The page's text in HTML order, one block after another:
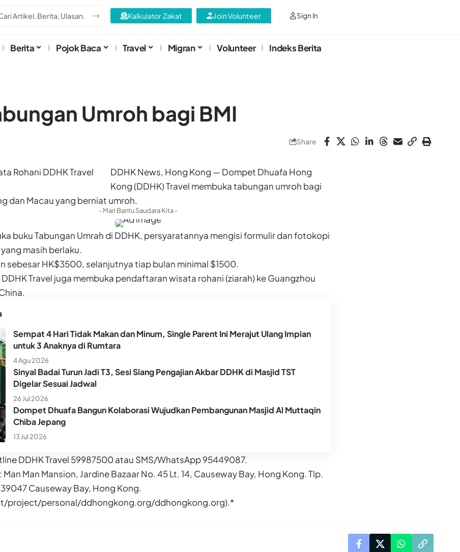
Sign In
Kalkulator Zakat Join Volunteer
Berita Pojok Baca Travel Migran Volunteer Indeks Berita
Umroh bagi BMI
Share
DDHK News, Hong Kong — Dompet Dhuafa Hong
Kong (DDHK) Travel membuka tabungan umroh bagi
dan Macau yang berniat umroh.
- Mari Bantu Saudara Kita -
buku Tabungan Umrah di DDHK, persyaratannya mengisi formulir dan fotokopi
masih berlaku.
sebesar HK$3500, selanjutnya tiap bulan minimal $1500.
Travel juga membuka pendaftaran wisata rohani (ziarah) ke Guangzhou
Sempat 4 Hari Tidak Makan dan Minum, Single Parent Ini Merajut Ulang Impian
untuk 3 Anaknya di Rumtara
4 Agu 2026
Sinyal Badai Turun Jadi T3, Sesi Siang Pengajian Akbar DDHK di Masjid TST
Digelar Sesuai Jadwal
26 Jul 2026
Dompet Dhuafa Bangun Kolaborasi Wujudkan Pembangunan Masjid Al Muttaqin
Chiba Jepang
13 Jul 2026
DDHK Travel 59987500 atau SMS/WhatsApp 95449087.
Man Mansion, Jardine Bazaar No. 45 Lt. 14, Causeway Bay, Hong Kong. Tlp.
Causeway Bay, Hong Kong.
project/personal/ddhongkong.org/ddhongkong.org).*